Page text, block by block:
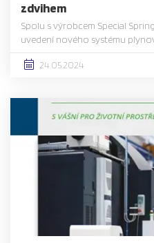
zdvihem
Spolu s výrobcem Special
uvedení nového systému
24.05.2024